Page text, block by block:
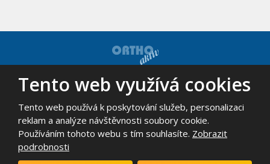
© 2026, ORTHO-AKTIV, spol. s r.o. - všechna práva vyhrazena
Mapa stránek | Podmínky použití
VYROBILA
Tento web je chráněn pomocí Google ReCAPTCHA a platí pro něj
Tento web využívá cookies
Tento web používá k poskytování služeb, personalizaci
reklam a analýze návštěvnosti soubory cookie.
Používáním tohoto webu s tím souhlasíte. Zobrazit
podrobnosti